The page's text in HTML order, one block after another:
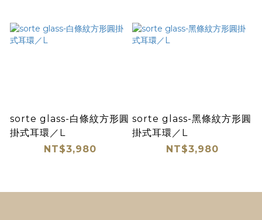
sorte glass-白條紋方形圓
掛式耳環／L
NT$3,980
sorte glass-黑條紋方形圓
掛式耳環／L
NT$3,980